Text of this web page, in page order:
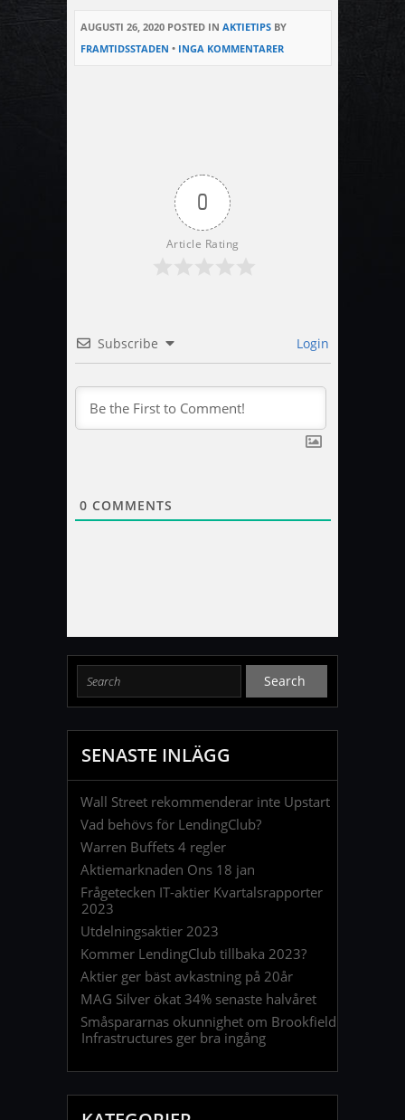
AUGUSTI 26, 2020POSTED IN AKTIETIPSBY
FRAMTIDSSTADEN • INGA KOMMENTARER
0
Article Rating
Subscribe Login
0 COMMENTS
SENASTE INLÄGG
Wall Street rekommenderar inte Upstart
Vad behövs för LendingClub?
Warren Buffets 4 regler
Aktiemarknaden Ons 18 jan
Frågetecken IT-aktier Kvartalsrapporter
2023
Utdelningsaktier 2023
Kommer LendingClub tillbaka 2023?
Aktier ger bäst avkastning på 20år
MAG Silver ökat 34% senaste halvåret
Småspararnas okunnighet om Brookfield
Infrastructures ger bra ingång